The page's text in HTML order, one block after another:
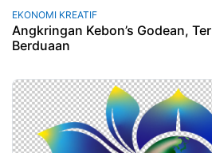
EKONOMI KREATIF
Angkringan Kebon’s Godean,
Berduaan